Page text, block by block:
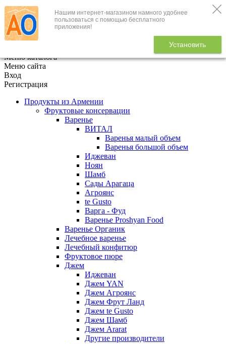
Нашим интернет-магазином намного удобнее
пользоваться с помощью бесплатного
приложения!
Установить
+7 (495) 646-888-1
В корзине
Меню каталога
Меню сайта
Вход
Регистрация
Продукты из Армении
Фруктовые консервации
Варенье
ВИТАЛ
Варенья малый объем
Варенья большой объем
Иджеван
Ноян
Шамб
Сады Арагаца
Агроянс
te Gusto
Варга - Фуд
Варенье Proshyan Food
Варенье Органик
Лечебное варенье
Лечебный конфитюр
Фруктовое пюре
Джем
Иджеван
Джем YAN
Джем Агроянс
Джем Фрут Ланд
Джем te Gusto
Джем Шамб
Джем Ararat
Другие производители